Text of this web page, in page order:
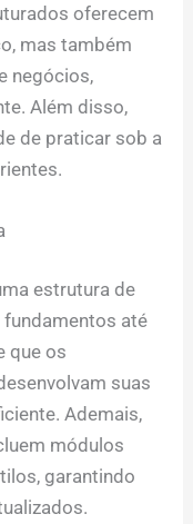
oferecem
mas também
negócios,
Além disso,
de praticar sob a
estrutura de
até
que os
suas
Ademais,
módulos
garantindo